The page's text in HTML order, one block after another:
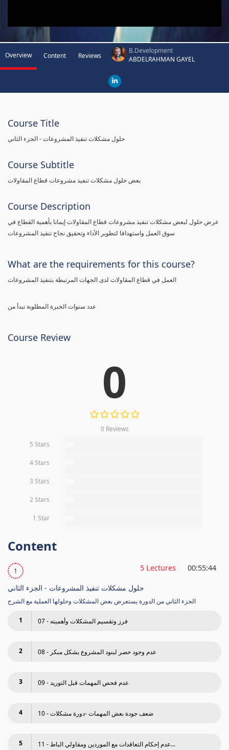
Overview Content Reviews
B.Development
ABDELRAHMAN GAYEL
Course Title
حلول مشكلات تنفيذ المشروعات - الجزء الثاني
Course Subtitle
بعض حلول مشكلات تنفيذ مشروعات قطاع المقاولات
Course Description
عرض حلول لبعض مشكلات تنفيذ مشروعات قطاع المقاولات إيمانا بأهمية القطاع في
سوق العمل واستهدافا لتطوير الأداء وتحقيق نجاح تنفيذ المشروعات
What are the requirements for this course?
عدد سنوات الخبرة المطلوبة تبدأ من
Course Review
0
0 Reviews
5 Stars
4 Stars
3 Stars
2 Stars
1 Star
Content
1 5 Lectures 00:55:44
حلول مشكلات تنفيذ المشروعات - الجزء الثاني
الجزء الثاني من الدورة يستعرض بعض المشكلات وحلولها العملية مع الشرح
1 07 - فرز وتقسيم المشكلات وأهميته
2 08 - عدم وجود حصر لبنود المشروع بشكل مبكر
3 09 - عدم فحص المھمات قبل التوريد
4 10 - ضعف جودة بعض المھمات -دورة مشكلات
5 11 - عدم إحكام التعاقدات مع الموردين ومقاولي الباط...